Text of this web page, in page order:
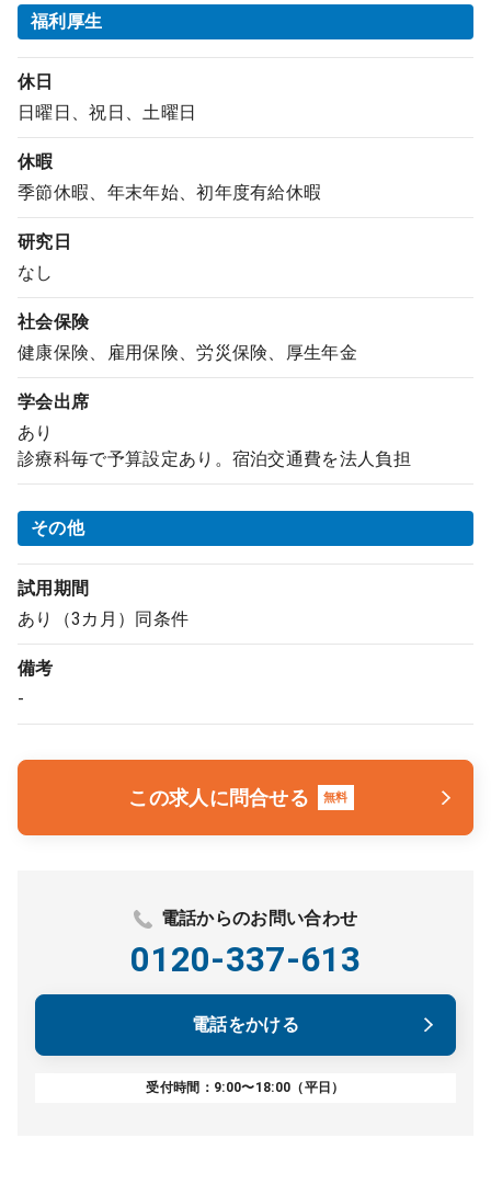
福利厚生
休日
日曜日、祝日、土曜日
休暇
季節休暇、年末年始、初年度有給休暇
研究日
なし
社会保険
健康保険、雇用保険、労災保険、厚生年金
学会出席
あり
診療科毎で予算設定あり。宿泊交通費を法人負担
その他
試用期間
あり（3カ月）同条件
備考
-
この求人に問合せる 無料
電話からのお問い合わせ
0120-337-613
電話をかける
受付時間：9:00〜18:00（平日）